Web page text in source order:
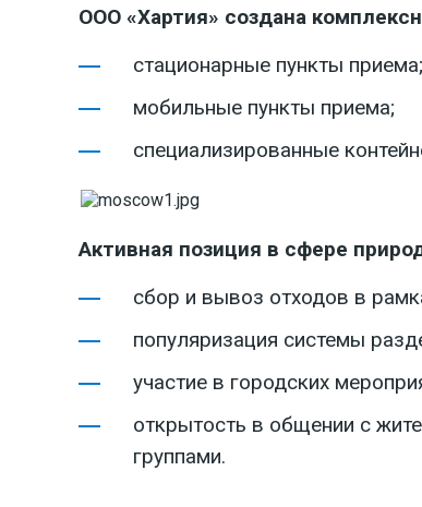
ООО «Хартия» создана
стационарные пункты приема;
мобильные пункты приема;
специализированные
Активная позиция в сфере
сбор и вывоз отходов в
популяризация системы
участие в городских
открытость в общении с
группами.